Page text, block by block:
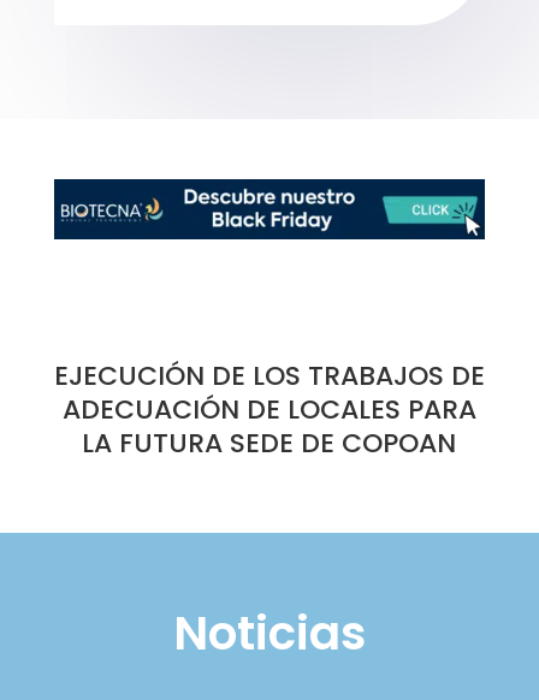
EJECUCIÓN DE LOS TRABAJOS DE
ADECUACIÓN DE LOCALES PARA
LA FUTURA SEDE DE COPOAN
Noticias